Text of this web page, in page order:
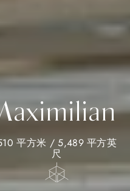
平方米 / 5,489 平方英
尺